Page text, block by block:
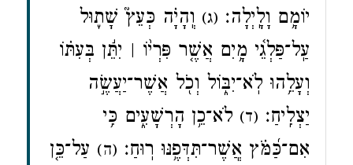
יוֹמָ֥ם וָלָֽיְלָה׃ (ג) וְֽהָיָ֗ה כְּעֵץ֮ שָׁת֪וּל
עַֽל־פַּלְגֵ֫י מָ֥יִם אֲשֶׁ֤ר פִּרְי֨וֹ ׀ יִתֵּ֬ן בְּעִתּ֗וֹ
וְעָלֵ֥הוּ לֹֽא־יִבּ֑וֹל וְכֹ֖ל אֲשֶׁר־יַעֲשֶׂ֣ה
יַצְלִֽיחַ׃ (ד) לֹא־כֵ֥ן הָרְשָׁעִ֑ים כִּ֥י
אִם־כַּ֝מֹּ֗ץ אֲ‍ֽשֶׁר־תִּדְּפֶ֥נּוּ רֽוּחַ׃ (ה) עַל־כֵּ֤ן